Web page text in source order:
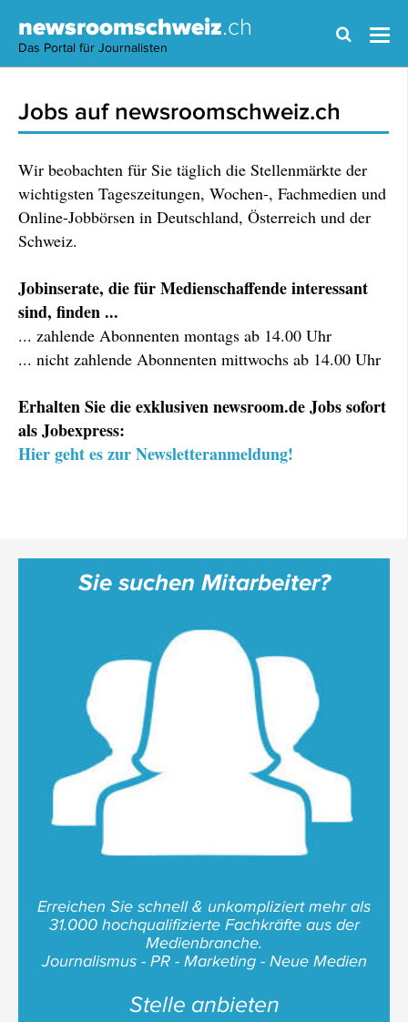
newsroomschweiz.ch
Das Portal für Journalisten
Jobs auf newsroomschweiz.ch
Wir beobachten für Sie täglich die Stellenmärkte der
wichtigsten Tageszeitungen, Wochen-, Fachmedien und
Online-Jobbörsen in Deutschland, Österreich und der
Schweiz.
Jobinserate, die für Medienschaffende interessant
sind, finden ...
... zahlende Abonnenten montags ab 14.00 Uhr
... nicht zahlende Abonnenten mittwochs ab 14.00 Uhr
Erhalten Sie die exklusiven newsroom.de Jobs sofort
als Jobexpress:
Hier geht es zur Newsletteranmeldung!
Sie suchen Mitarbeiter?
Erreichen Sie schnell & unkompliziert mehr als
31.000 hochqualifizierte Fachkräfte aus der
Medienbranche.
Journalismus - PR - Marketing - Neue Medien
Stelle anbieten